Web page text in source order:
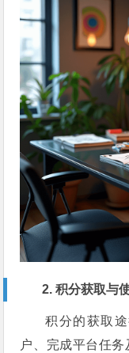
2. 积分获取与
积分的获取
户、完成平台任